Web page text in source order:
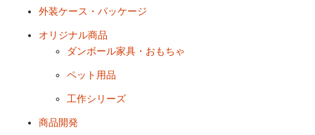
外装ケース・パッケージ
オリジナル商品
ダンボール家具・おもちゃ
ペット用品
工作シリーズ
商品開発